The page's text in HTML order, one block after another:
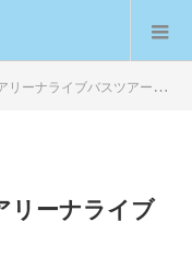
リーナライブバスツアー
リーナライブ